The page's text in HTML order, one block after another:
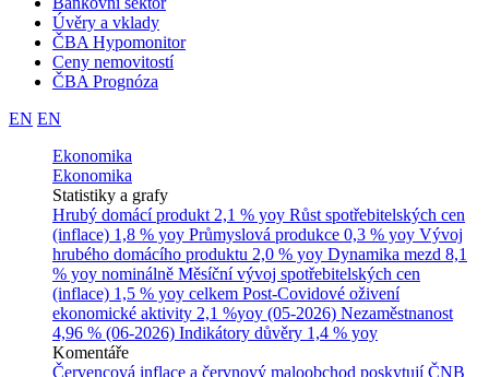
Úvěry a vklady
ČBA Hypomonitor
Ceny nemovitostí
ČBA Prognóza
EN EN
Ekonomika
Ekonomika
Statistiky a grafy
Hrubý domácí produkt 2,1 % yoy Růst spotřebitelských cen
(inflace) 1,8 % yoy Průmyslová produkce 0,3 % yoy Vývoj
hrubého domácího produktu 2,0 % yoy Dynamika mezd 8,1
% yoy nominálně Měsíční vývoj spotřebitelských cen
(inflace) 1,5 % yoy celkem Post-Covidové oživení
ekonomické aktivity 2,1 %yoy (05-2026) Nezaměstnanost
4,96 % (06-2026) Indikátory důvěry 1,4 % yoy
Komentáře
Červencová inflace a červnový maloobchod poskytují ČNB